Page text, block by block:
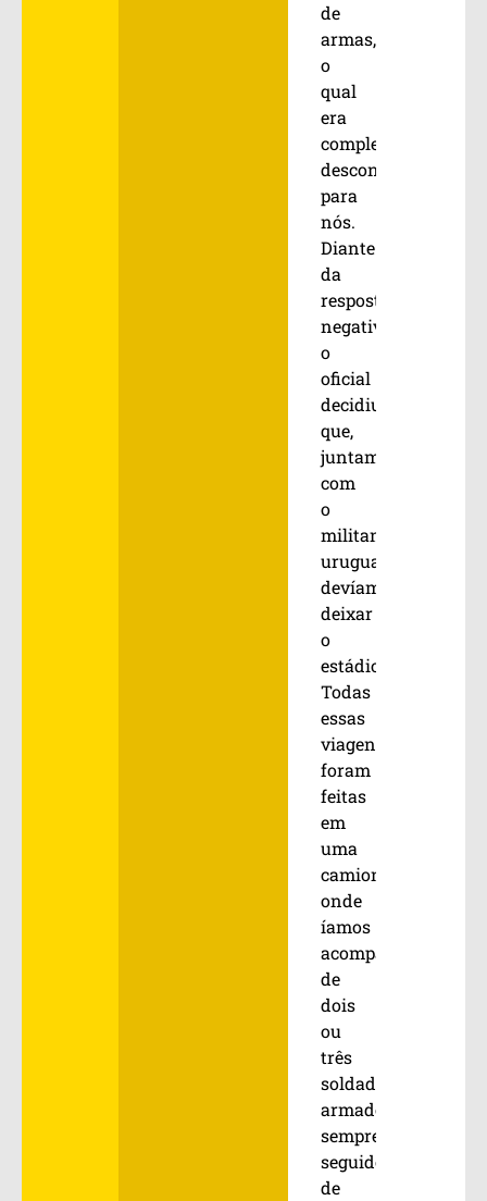
de
armas,
o
qual
era
completamente
desconhecido
para
nós.
Diante
da
resposta
negativa,
o
oficial
decidiu
que,
juntamente
com
o
militante
uruguaio,
devíamos
deixar
o
estádio.
Todas
essas
viagens
foram
feitas
em
uma
camioneta,
onde
íamos
acompanhados
de
dois
ou
três
soldados
armados,
sempre
seguidos
de